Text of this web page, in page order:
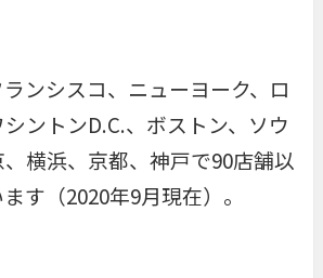
ンシスコ、ニューヨーク、ロ
ントンD.C.、ボストン、ソウ
横浜、京都、神戸で90店舗以
す（2020年9月現在）。